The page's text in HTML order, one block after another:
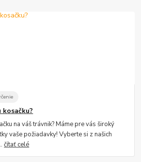
na váš trávnik? Máme pre vás široký
vaše požiadavky! Vyberte si z našich
čítať celé